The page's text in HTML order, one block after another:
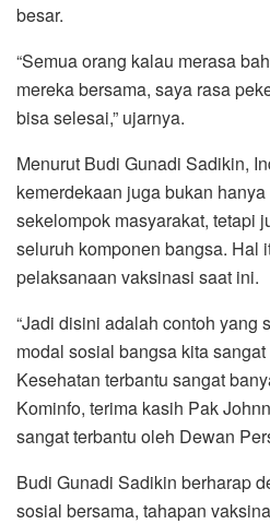
besar.
“Semua orang kalau merasa
mereka bersama, saya rasa
bisa selesai,” ujarnya.
Menurut Budi Gunadi Sadikin,
kemerdekaan juga bukan
sekelompok masyarakat, tetapi
seluruh komponen bangsa. Hal
pelaksanaan vaksinasi saat ini.
“Jadi disini adalah contoh yang
modal sosial bangsa kita
Kesehatan terbantu sangat
Kominfo, terima kasih Pak
sangat terbantu oleh Dewan
Budi Gunadi Sadikin berharap
sosial bersama, tahapan